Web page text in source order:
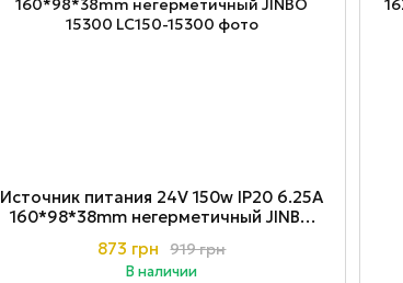
Источник питания 24V 150w ІР20 6.25A
160*98*38mm негерметичный JINBO
919 грн
873 грн
В наличии